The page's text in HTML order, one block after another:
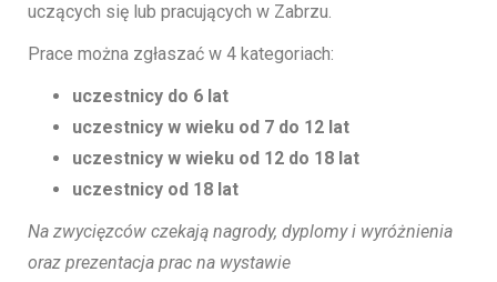
uczących się lub pracujących w Zabrzu.
Prace można zgłaszać w 4 kategoriach:
uczestnicy do 6 lat
uczestnicy w wieku od 7 do 12 lat
uczestnicy w wieku od 12 do 18 lat
uczestnicy od 18 lat
Na zwycięzców czekają nagrody, dyplomy i wyróżnienia
oraz prezentacja prac na wystawie